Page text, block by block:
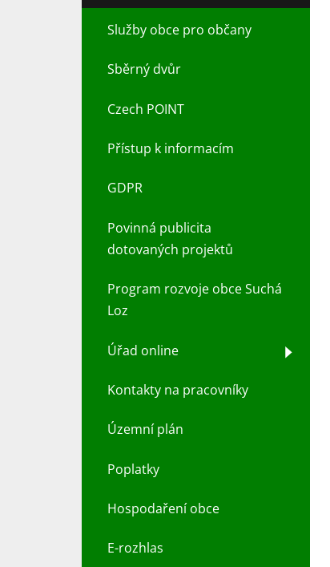
Služby obce pro občany
Sběrný dvůr
Czech POINT
Přístup k informacím
GDPR
Povinná publicita
dotovaných projektů
Program rozvoje obce Suchá
Loz
Úřad online
Kontakty na pracovníky
Územní plán
Poplatky
Hospodaření obce
E-rozhlas